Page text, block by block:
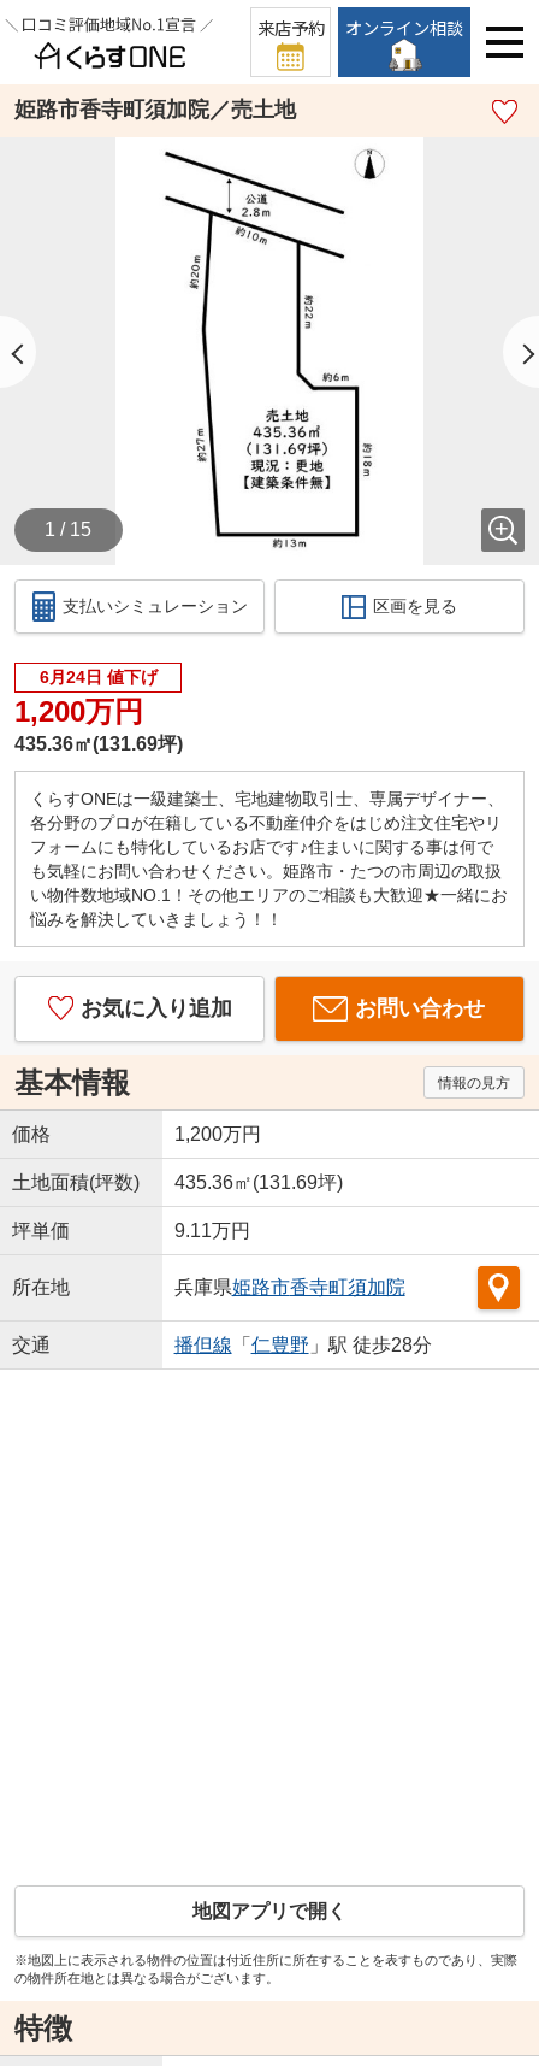
来店予約 オンライン相談
姫路市香寺町須加院／売土地
1 / 15
支払いシミュレーション 区画を見る
6月24日 値下げ
1,200万円
435.36㎡(131.69坪)
くらすONEは一級建築士、宅地建物取引士、専属デザイナー、
各分野のプロが在籍している不動産仲介をはじめ注文住宅やリ
フォームにも特化しているお店です♪住まいに関する事は何で
も気軽にお問い合わせください。姫路市・たつの市周辺の取扱
い物件数地域NO.1！その他エリアのご相談も大歓迎★一緒にお
悩みを解決していきましょう！！
お気に入り追加 お問い合わせ
基本情報 情報の見方
価格 1,200万円
土地面積(坪数) 435.36㎡(131.69坪)
坪単価 9.11万円
所在地 兵庫県姫路市香寺町須加院
交通 播但線 「 仁豊野 」駅 徒歩28分
地図アプリで開く
※地図上に表示される物件の位置は付近住所に所在することを表すものであり、実際
の物件所在地とは異なる場合がございます。
特徴